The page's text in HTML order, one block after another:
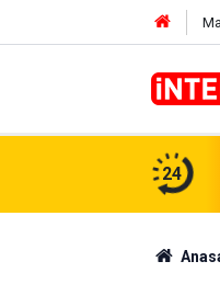
24
TL Yükseliyor: İşte Yeni